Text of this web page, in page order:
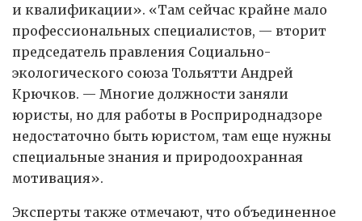
и квалификации». «Там сейчас крайне мало
профессиональных специалистов, — вторит
председатель правления Социально-
экологического союза Тольятти Андрей
Крючков. — Многие должности заняли
юристы, но для работы в Росприроднадзоре
недостаточно быть юристом, там еще нужны
специальные знания и природоохранная
мотивация».
Эксперты также отмечают, что объединенное